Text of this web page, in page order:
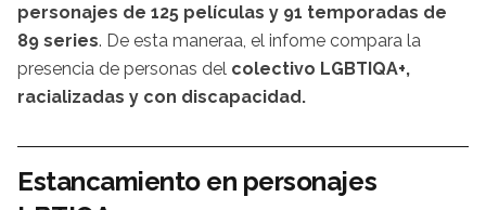
personajes de 125 películas y 91 temporadas de
89 series. De esta maneraa, el infome compara la
presencia de personas del colectivo LGBTIQA+,
racializadas y con discapacidad.
Estancamiento en personajes